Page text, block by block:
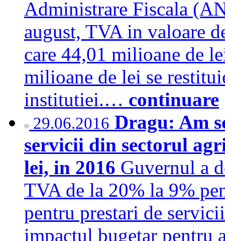
Administrare Fiscala
august, TVA in valoare
care 44,01 milioane de
milioane de lei se
institutiei.… continuare
29.06.2016 Dragu: Am
servicii din sectorul
lei, in 2016 Guvernul a
TVA de la 20% la 9%
pentru prestari de
impactul bugetar pentru